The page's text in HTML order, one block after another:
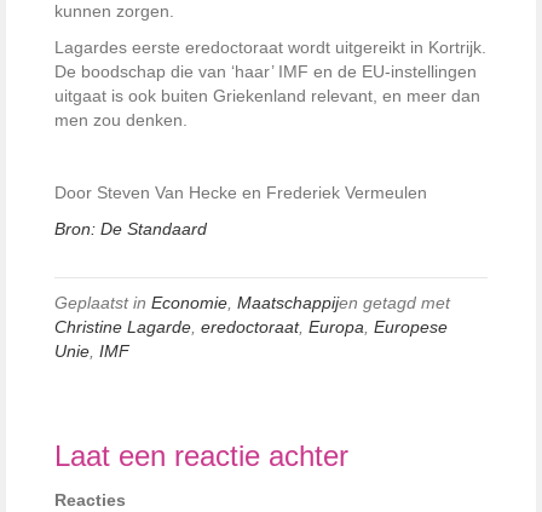
kunnen zorgen.
Lagardes eerste eredoctoraat wordt uitgereikt in Kortrijk.
De boodschap die van ‘haar’ IMF en de EU-instellingen
uitgaat is ook buiten Griekenland relevant, en meer dan
men zou denken.
Door Steven Van Hecke en Frederiek Vermeulen
Bron: De Standaard
Geplaatst in Economie Maatschappijen getagd met
Christine Lagarde eredoctoraat, Europa Europese
Unie IMF
Laat een reactie achter
Reacties